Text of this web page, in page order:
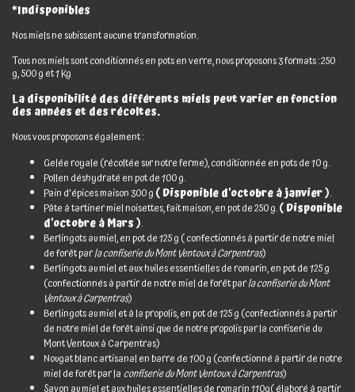
*Indisponibles
Nos miels ne subissent aucune transformation.
Tous nos miels sont conditionnés en pots en verre, nous proposons 3 formats : 250
g, 500 g et 1 Kg
La disponibilité des différents miels peut varier en fonction
des années et des récoltes.
Nous vous proposons également :
Gelée royale (récoltée sur notre ferme), conditionnée en pots de 10 g.
Pollen déshydraté en pot de 100 g.
Pain d'épices maison 300 g( Disponible d'octobre à janvier ).
Pâte à tartiner miel noisettes, fait maison, en pot de 250 g.( Disponible
d'octobre à Mars ).
Berlingots au miel, en pot de 125 g ( confectionnés à partir de notre miel
de forêt parlaconfiserie du Mont Ventoux à Carpentras)
Berlingots au miel et aux huiles essentielles de romarin, en pot de 125 g
(confectionnés à partir de notre miel de forêt parla confiserie du Mont
Ventoux à Carpentras)
Berlingots au miel et à la propolis, en pot de 125 g (confectionnés à partir
de notre miel de forêt ainsi que de notre propolis par la confiserie du
Mont Ventoux à Carpentras)
Nougat blanc artisanal en barre de 100 g (confectionné à partir de notre
miel de forêt par la confiserie du Mont Ventoux à Carpentras)